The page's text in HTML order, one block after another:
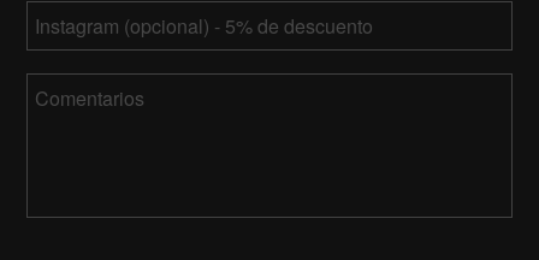
AAAA
barra
barra
AAAA
Instagram